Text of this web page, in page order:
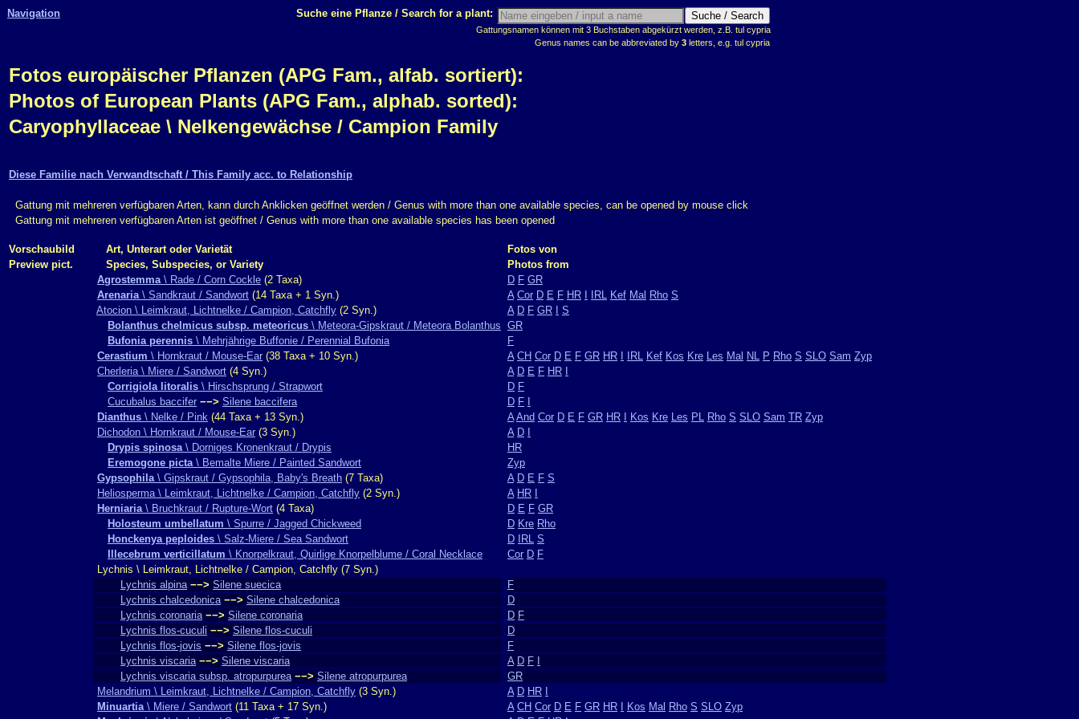
Navigation Suche eine Pflanze / Search for a plant:
Gattungsnamen können mit 3 Buchstaben abgekürzt werden, z.B. tul cypria
Genus names can be abbreviated by 3 letters, e.g. tul cypria
Fotos europäischer Pflanzen (APG Fam., alfab. sortiert):
Photos of European Plants (APG Fam., alphab. sorted):
Caryophyllaceae \ Nelkengewächse / Campion Family
Diese Familie nach Verwandtschaft / This Family acc. to Relationship
Gattung mit mehreren verfügbaren Arten, kann durch Anklicken geöffnet werden / Genus with more than one available species, can be opened by mouse click
Gattung mit mehreren verfügbaren Arten ist geöffnet / Genus with more than one available species has been opened
Vorschaubild Art, Unterart oder Varietät
Fotos von
Preview pict.
Species, Subspecies, or Variety
Photos from
Agrostemma\ Rade / Corn Cockle (2 Taxa) D F GR
Arenaria\ Sandkraut / Sandwort (14 Taxa + 1 Syn.) A Cor D E F HR IRL Kef Mal Rho S
Atocion \ Leimkraut, Lichtnelke / Campion, Catchfly (2 Syn.) A D F GR
S
Bolanthus chelmicus subsp. meteoricus \ Meteora-Gipskraut / Meteora Bolanthus GR
Bufonia perennis \ Mehrjährige Buffonie / Perennial Bufonia
F
Cerastium \ Hornkraut / Mouse-Ear (38 Taxa + 10 Syn.) A CH Cor D E F GR HR IRL Kef Kos Kre Les Mal NL P Rho S SLO Sam Zyp
Cherleria \ Miere / Sandwort (4 Syn.) A D E F HR
Corrigiola litoralis \ Hirschsprung / Strapwort D F
Cucubalus baccifer −−> Silene baccifera D F
Dianthus \ Nelke / Pink (44 Taxa + 13 Syn.) A And Cor D E F GR HR Kos Kre Les PL Rho S SLO Sam TR Zyp
Dichodon \ Hornkraut / Mouse-Ear (3 Syn.) A D
Drypis spinosa\ Dorniges Kronenkraut / Drypis
HR
Eremogone picta\ Bemalte Miere / Painted Sandwort
Zyp
Gypsophila\ Gipskraut / Gypsophila, Baby's Breath (7 Taxa) A D E F S
Heliosperma \ Leimkraut, Lichtnelke / Campion, Catchfly (2 Syn.) A HR
Herniaria\ Bruchkraut / Rupture-Wort (4 Taxa) D E F GR
Holosteum umbellatum \ Spurre / Jagged Chickweed D Kre Rho
Honckenya peploides \ Salz-Miere / Sea Sandwort D IRL S
Illecebrum verticillatum \ Knorpelkraut, Quirlige Knorpelblume / Coral Necklace Cor D F
Lychnis \ Leimkraut, Lichtnelke / Campion, Catchfly (7 Syn.)
Lychnis alpina −−> Silene suecica
F
Lychnis chalcedonica −−> Silene chalcedonica
D
Lychnis coronaria −−> Silene coronaria D F
Lychnis flos-cuculi −−> Silene flos-cuculi
D
Lychnis flos-jovis −−> Silene flos-jovis
F
Lychnis viscaria −−> Silene viscaria A D F
Lychnis viscaria subsp. atropurpurea −−> Silene atropurpurea
GR
Melandrium \ Leimkraut, Lichtnelke / Campion, Catchfly (3 Syn.) A D HR
Minuartia\ Miere / Sandwort (11 Taxa + 17 Syn.) A CH Cor D E F GR HR Kos Mal Rho S SLO Zyp